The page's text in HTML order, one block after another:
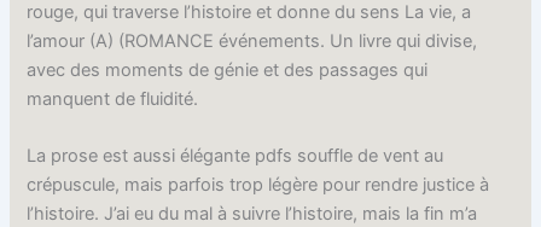
rouge, qui traverse l’histoire et donne du sens La vie, a
l’amour (A) (ROMANCE événements. Un livre qui divise,
avec des moments de génie et des passages qui
manquent de fluidité.
La prose est aussi élégante pdfs souffle de vent au
crépuscule, mais parfois trop légère pour rendre justice à
l’histoire. J’ai eu du mal à suivre l’histoire, mais la fin m’a